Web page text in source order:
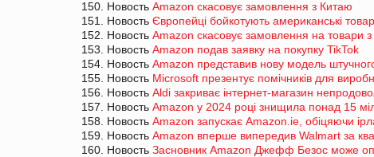
150. Новость Amazon скасовує замовлення з Китаю
151. Новость Європейці бойкотують американські
152. Новость Amazon скасовує замовлення на товари з
153. Новость Amazon подав заявку на покупку TikTok
154. Новость Amazon представив нову модель
155. Новость Microsoft презентує помічників для
156. Новость Aldi закриває інтернет-магазин
157. Новость Amazon у 2024 році знищила понад 15
158. Новость Amazon запускає Amazon.ie, обіцяючи
159. Новость Amazon вперше випередив Walmart за
160. Новость Засновник Amazon Джефф Безос може